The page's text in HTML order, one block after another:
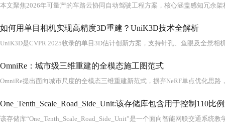
如何用单目相机实现高精度3D重建？UniK3D技术全解析
OmniRe：城市级三维重建的全模态施工图范式
该存储库“One_Tenth_Scale_Road_Side_Unit”是一个面向智能网联交通系统教